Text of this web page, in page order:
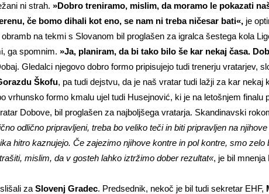
ni strah. »Dobro treniramo, mislim, da moramo le pokazati
če bomo dihali kot eno, se nam ni treba ničesar bati«, je
na tekmi s Slovanom bil proglašen za igralca šestega kola
ga spomnim. »Ja, planiram, da bi tako bilo še kar nekaj časa.
Gledalci njegovo dobro formo pripisujejo tudi trenerju vratarjev,
Škofu, pa tudi dejstvu, da je naš vratar tudi lažji za kar nekaj
vrhunsko formo kmalu ujel tudi Husejnović, ki je na letošnjem finalu
Dobove, bil proglašen za najboljšega vratarja. Skandinavski
odlično pripravljeni, treba bo veliko teči in biti pripravljen na
hitro kaznujejo. Če zajezimo njihove kontre in pol kontre, smo zelo
mislim, da v gosteh lahko iztržimo dober rezultat«, je bil mnenja
za Slovenj Gradec. Predsednik, nekoč je bil tudi sekretar EHF,